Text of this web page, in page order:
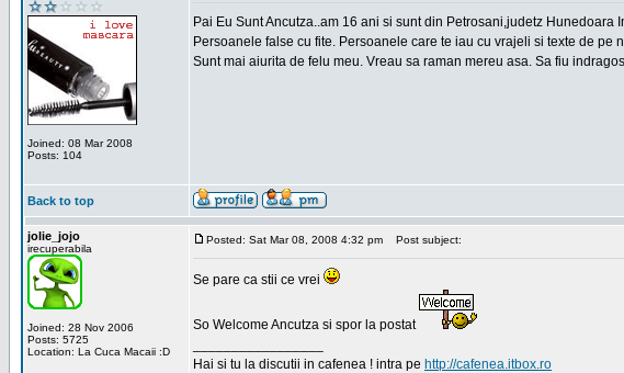
Joined: 08 Mar 2008
Posts: 104
Pai Eu Sunt Ancutza..am 16 ani si sunt din Petrosani,judetz
Persoanele false cu fite. Persoanele care te iau cu vrajeli si texte de
Sunt mai aiurita de felu meu. Vreau sa raman mereu asa. Sa fiu
Back to top
jolie_jojo
irecuperabila
Joined: 28 Nov 2006
Posts: 5725
Location: La Cuca Macaii :D
Posted: Sat Mar 08, 2008 4:32 pm Post subject:
Se pare ca stii ce vrei
So Welcome Ancutza si spor la postat
Hai si tu la discutii in cafenea ! intra pe http://cafenea.itbox.ro